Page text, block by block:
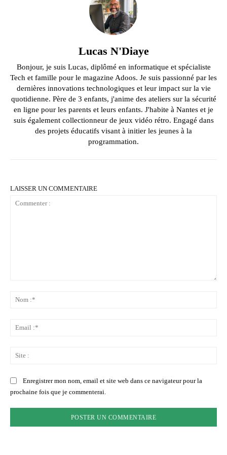
Lucas N'Diaye
Bonjour, je suis Lucas, diplômé en informatique et spécialiste
Tech et famille pour le magazine Adoos. Je suis passionné par les
dernières innovations technologiques et leur impact sur la vie
quotidienne. Père de 3 enfants, j'anime des ateliers sur la sécurité
en ligne pour les parents et leurs enfants. J'habite à Nantes et je
suis également collectionneur de jeux vidéo rétro. Engagé dans
des projets éducatifs visant à initier les jeunes à la
programmation.
LAISSER UN COMMENTAIRE
Enregistrer mon nom, email et site web dans ce navigateur pour la
prochaine fois que je commenterai.